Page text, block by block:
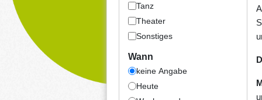
Tanz
Theater
Sonstiges
Wann
keine Angabe
Heute